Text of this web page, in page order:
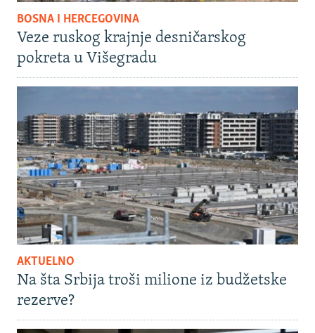
BOSNA I HERCEGOVINA
Veze ruskog krajnje desničarskog
pokreta u Višegradu
AKTUELNO
Na šta Srbija troši milione iz budžetske
rezerve?